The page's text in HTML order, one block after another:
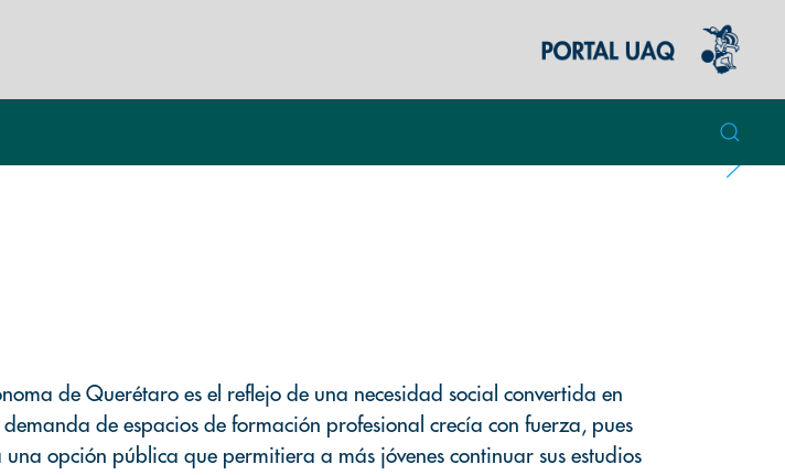
de Querétaro es el reflejo de una necesidad social convertida en
de espacios de formación profesional crecía con fuerza, pues
opción pública que permitiera a más jóvenes continuar sus estudios